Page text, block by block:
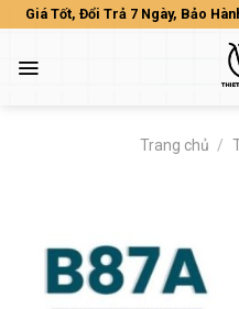
Skip
content
Giá Tốt, Đổi Trả 7 Ngày, Bảo
Trang chủ /